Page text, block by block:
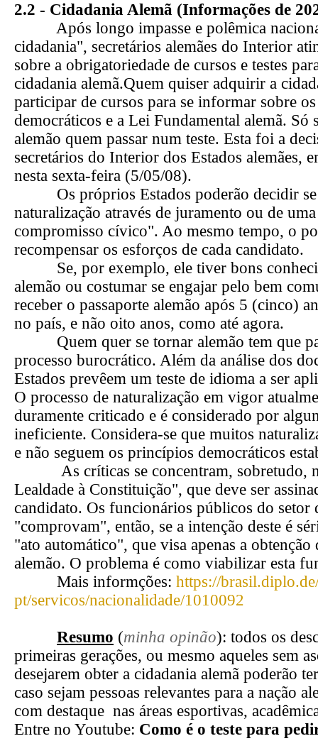
2.2 - Cidadania Alemã (Informações de
Após longo impasse e polêmica
cidadania", secretários alemães do Interior
sobre a obrigatoriedade de cursos e testes
cidadania alemã.Quem quiser adquirir a
participar de cursos para se informar sobre
democráticos e a Lei Fundamental alemã. Só
alemão quem passar num teste. Esta foi a
secretários do Interior dos Estados alemães,
nesta sexta-feira (5/05/08).
Os próprios Estados poderão decidir se
naturalização através de juramento ou de
compromisso cívico". Ao mesmo tempo, o
recompensar os esforços de cada candidato.
Se, por exemplo, ele tiver bons
alemão ou costumar se engajar pelo bem
receber o passaporte alemão após 5 (cinco)
no país, e não oito anos, como até agora.
Quem quer se tornar alemão tem que
processo burocrático. Além da análise dos
Estados prevêem um teste de idioma a ser
O processo de naturalização em vigor
duramente criticado e é considerado por
ineficiente. Considera-se que muitos
e não seguem os princípios democráticos
As críticas se concentram, sobretudo,
Lealdade à Constituição", que deve ser
candidato. Os funcionários públicos do setor
"comprovam", então, se a intenção deste é
"ato automático", que visa apenas a obtenção
alemão. O problema é como viabilizar esta
Mais informções: https://
pt/servicos/nacionalidade/1010092
Resumo (minha opinão): todos os
primeiras gerações, ou mesmo aqueles sem
desejarem obter a cidadania alemã poderão
caso sejam pessoas relevantes para a nação
com destaque nas áreas esportivas,
Entre no Youtube: Como é o teste para